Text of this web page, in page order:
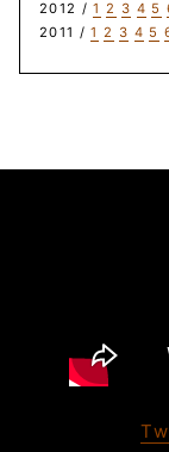
2012 /1 2 3 4 5
2011 /1 2 3 4 5